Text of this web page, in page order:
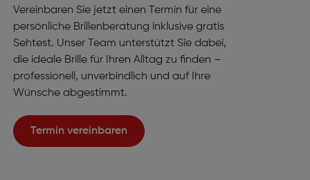
Vereinbaren Sie jetzt einen Termin für eine
persönliche Brillenberatung inklusive gratis
Sehtest. Unser Team unterstützt Sie dabei,
die ideale Brille für Ihren Alltag zu finden –
professionell, unverbindlich und auf Ihre
Wünsche abgestimmt.
Termin vereinbaren